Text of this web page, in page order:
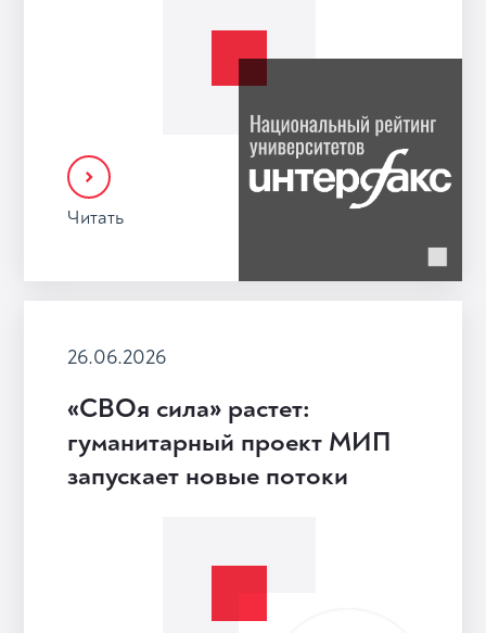
Читать
26.06.2026
«СВОя сила» растет:
гуманитарный проект МИП
запускает новые потоки